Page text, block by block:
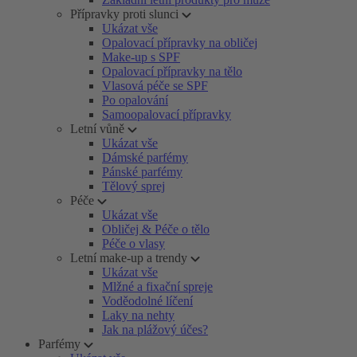
Přípravky proti slunci
Ukázat vše
Opalovací přípravky na obličej
Make-up s SPF
Opalovací přípravky na tělo
Vlasová péče se SPF
Po opalování
Samoopalovací přípravky
Letní vůně
Ukázat vše
Dámské parfémy
Pánské parfémy
Tělový sprej
Péče
Ukázat vše
Obličej & Péče o tělo
Péče o vlasy
Letní make-up a trendy
Ukázat vše
Mlžné a fixační spreje
Voděodolné líčení
Laky na nehty
Jak na plážový účes?
Parfémy